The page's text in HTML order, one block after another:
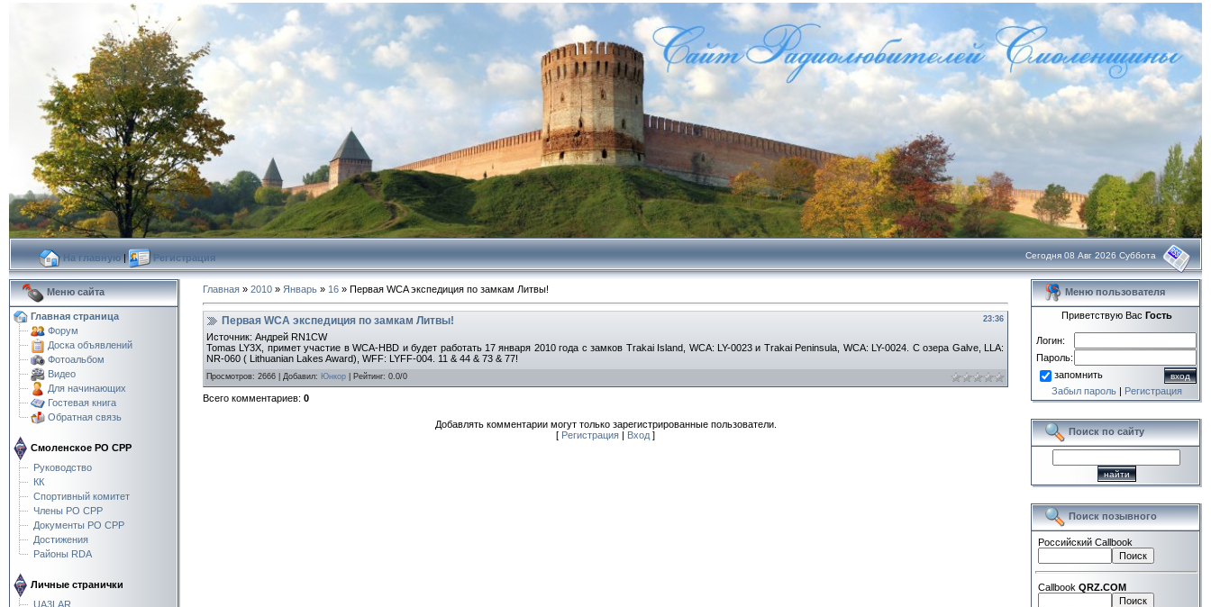
На главную| Регистрация Сегодня 08 Авг 2026 Суббота
Меню сайта
Главная страница
Форум
Доска объявлений
Фотоальбом
Видео
Для начинающих
Гостевая книга
Обратная связь
Смоленское РО СРР
Руководство
КК
Спортивный комитет
Члены РО СРР
Документы РО СРР
Достижения
Районы RDA
Личные странички
UA3LAR
Главная » 2010 » Январь » 16 » Первая WCA экспедиция по замкам Литвы!
23:36
Первая WCA экспедиция по замкам Литвы!
Источник: Андрей RN1CW
Tomas LY3X, примет участие в WCA-HBD и будет работать 17 января 2010 года с замков Trakai Island, WCA: LY-0023 и Trakai Peninsula, WCA: LY-0024. С озера Galve, LLA:
NR-060 ( Lithuanian Lakes Award), WFF: LYFF-004. 11 & 44 & 73 & 77!
Просмотров: 2666 Добавил: Юнкор Рейтинг: 0.0/0
Всего комментариев: 0
Добавлять комментарии могут только зарегистрированные пользователи.
[ Регистрация | Вход ]
Меню пользователя
Приветствую Вас Гость
Логин:
Пароль:
запомнить
Забыл пароль| Регистрация
Поиск по сайту
Поиск позывного
Российский Callbook
Callbook QRZ.COM